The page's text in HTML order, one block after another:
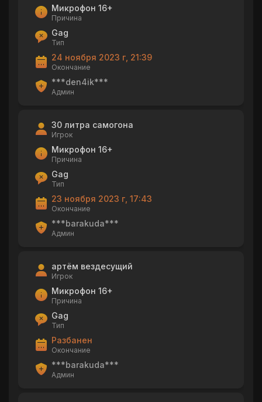
Микрофон 16+
Причина
Gag
Тип
24 ноября 2023 г, 21:39
Окончание
***den4ik***
Админ
30 литра самогона
Игрок
Микрофон 16+
Причина
Gag
Тип
23 ноября 2023 г, 17:43
Окончание
***barakuda***
Админ
артём вездесущий
Игрок
Микрофон 16+
Причина
Gag
Тип
Разбанен
Окончание
***barakuda***
Админ